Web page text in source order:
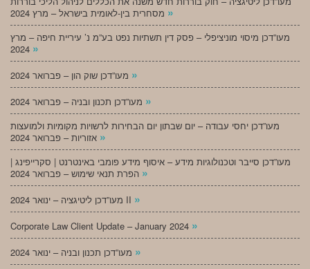
»
מעו”דכן מיסוי מוניציפלי – פסק דין תשתיות נפט בע”מ נ’ עיריית חיפה – מרץ
»
»
»
מעו”דכן יחסי עבודה – יום שבתון יום הבחירות לרשויות מקומיות ולמועצות
»
מעו”דכן סייבר וטכנולוגיות מידע – איסוף מידע פומבי באינטרנט | סקרייפינג |
»
מעו”דכן ליטיגציה – ינואר 2024 II »
Corporate Law Client Update – January 2024 »
»